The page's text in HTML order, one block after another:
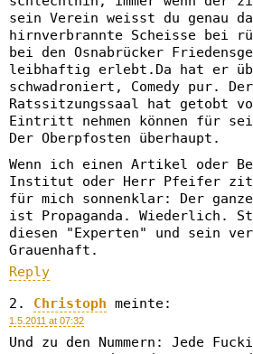
sein Verein weisst du genau
hirnverbrannte Scheisse bei
bei den Osnabrücker
leibhaftig erlebt.Da hat er
schwadroniert, Comedy pur.
Ratssitzungssaal hat getobt
Eintritt nehmen können für
Der Oberpfosten überhaupt.
Wenn ich einen Artikel oder
Institut oder Herr Pfeifer
für mich sonnenklar: Der
ist Propaganda. Wiederlich.
diesen "Experten" und sein
Grauenhaft.
Reply
Christoph meinte:
1.5.2011 at 07:32
Und zu den Nummern: Jede